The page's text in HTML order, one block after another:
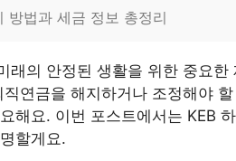
방법과 세금 정보 총정리
래의 안정된 생활을 위한 중요
연금을 해지하거나 조정해야
해요. 이번 포스트에서는 KEB
할게요.